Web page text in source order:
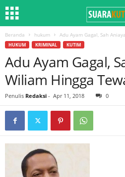
Beranda hukum Adu Ayam Gagal, Sah
HUKUM KRIMINAL KUTIM
Adu Ayam Gagal,
Wiliam Hingga
Penulis Redaksi - Apr 11, 2018 0